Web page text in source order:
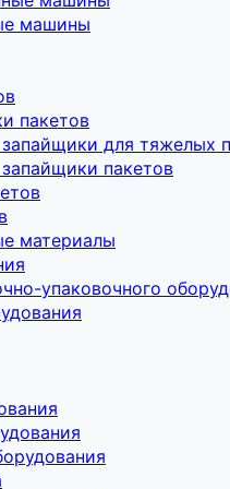
машины
пакетов
для тяжелых
пакетов
материалы
упаковочного